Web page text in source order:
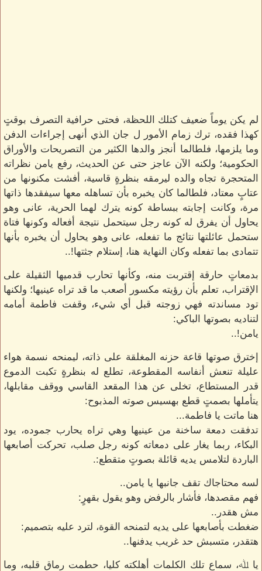
لم يكن يوماً ضعيف كتلك اللحظة، فحتى حرافية التصرف بوقتٍ
كهذا فقده، ترك زمام الأمور ل جان الذي أنهى إجراءات الدفن
وما يلزمها، فلطالما أنجز والدها الكثير من التصريحات والأوراق
الحكومية؛ ولكنه الآن عاجز حتى عن الحديث، رفع يامن نظراته
المتحجرة تجاه والده ليرمقه بنظرةٍ قاسية، أفشت مكنونها من
عتابٍ معتاد، فلطالما كان يخبره بأن تساهله معها سيفقدها ذاتها
مرة، وكانت إجابته ببساطة كونه يترك لهما الحرية، عانى وهو
يحاول أن يفرق له كونه رجل سيتحمل نتيجة أفعاله وكونها فتاة
ستحمل عائلتها نتائج ما تفعله، عانى وهو يحاول أن يخبره بأنها
تتمادى بما تفعله وكان النهاية هنا، إستلام جثتها!..
بدمعاتٍ حارقة إقتربت منه، وكأنها تحارب قدميها الثقيلة على
الإقتراب، تعلم بأن رؤيته مكسور أصعب ما قد تراه عينيها؛ ولكنها
تود مساندته فهي زوجته قبل أي شيء، وقفت فاطمة أمامه
لتناديه بصوتها الباكي:
يامن!..
إخترق صوتها قاعة حزنه المغلقة على ذاته، ليمنحه نسمة هواء
عليلة تنعش أنفاسه المقطوعة، تطلع له بنظرةٍ تكبت الدموع
قدر المستطاع، تخلى عن هذا المقعد القاسي ووقف مقابلها،
يتأملها بصمتٍ قطع بهسيس صوته المذبوح:
هنا ماتت يا فاطمة...
تدفقت دمعة ساخنة من عينيها وهي تراه يحارب جموده، يود
البكاء، ربما يغار على دمعاته كونه رجل صلب، تحركت أصابعها
الباردة لتلامس يديه قائلة بصوتٍ متقطع:.
لسه محتاجاك تقف جانبها يا يامن..
فهم مقصدها، فأشار بالرفض وهو يقول بقهرٍ:
مش هقدر..
ضغطت بأصابعها على يديه لتمنحه القوة، لترد عليه بتصميم:
هتقدر، متسبش حد غريب يدفنها..
يا ﷲ، سماع تلك الكلمات أهلكته كليا، حطمت رماق قلبه، وما